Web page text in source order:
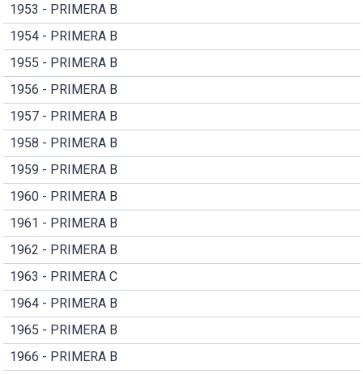
1953 - PRIMERA B
1954 - PRIMERA B
1955 - PRIMERA B
1956 - PRIMERA B
1957 - PRIMERA B
1958 - PRIMERA B
1959 - PRIMERA B
1960 - PRIMERA B
1961 - PRIMERA B
1962 - PRIMERA B
1963 - PRIMERA C
1964 - PRIMERA B
1965 - PRIMERA B
1966 - PRIMERA B